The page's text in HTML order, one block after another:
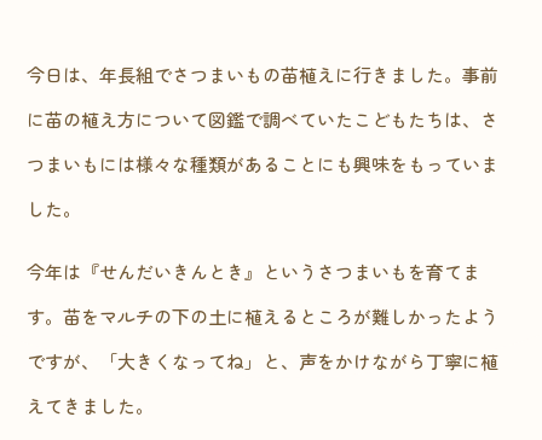
今日は、年長組でさつまいもの苗植えに行きました。事前
に苗の植え方について図鑑で調べていたこどもたちは、さ
つまいもには様々な種類があることにも興味をもっていま
した。
今年は『せんだいきんとき』というさつまいもを育てま
す。苗をマルチの下の土に植えるところが難しかったよう
ですが、「大きくなってね」と、声をかけながら丁寧に植
えてきました。